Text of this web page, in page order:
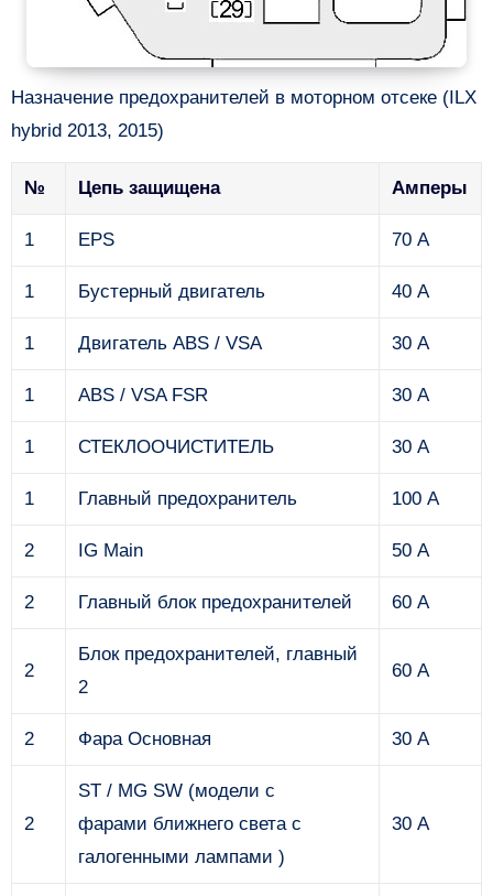
Назначение предохранителей в моторном отсеке (ILX
hybrid 2013, 2015)
№ Цепь защищена Амперы
1 EPS 70 А
1 Бустерный двигатель 40 А
1 Двигатель ABS / VSA 30 А
1 ABS / VSA FSR 30 А
1 СТЕКЛООЧИСТИТЕЛЬ 30 А
1 Главный предохранитель 100 А
2 IG Main 50 А
2 Главный блок предохранителей 60 А
2
Блок предохранителей, главный
2
60 А
2 Фара Основная 30 А
2
ST / MG SW (модели с
фарами ближнего света с
галогенными лампами )
30 А